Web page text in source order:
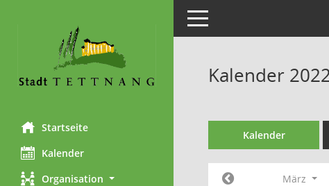
Startseite
Kalender
Organisation
Toggle navigation
Kalender
Kalender
März